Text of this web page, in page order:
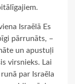
Israēlā Es
pārrunāts, –
un apustuļi
virsnieks. Lai
par Israēla